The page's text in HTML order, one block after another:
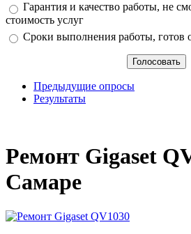
Гарантия и качество работы, не
стоимость услуг
Сроки выполнения работы, готов
Предыдущие опросы
Результаты
Ремонт Gigaset
Самаре